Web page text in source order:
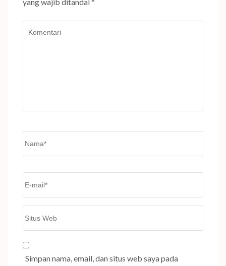
Simpan nama, email, dan situs web saya pada